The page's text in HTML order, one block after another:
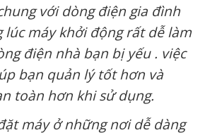
với dòng điện gia đình
lúc máy khởi động rất dễ làm
điện nhà bạn bị yếu . việc
bạn quản lý tốt hơn và
toàn hơn khi sử dụng.
đặt máy ở những nơi dễ dàng